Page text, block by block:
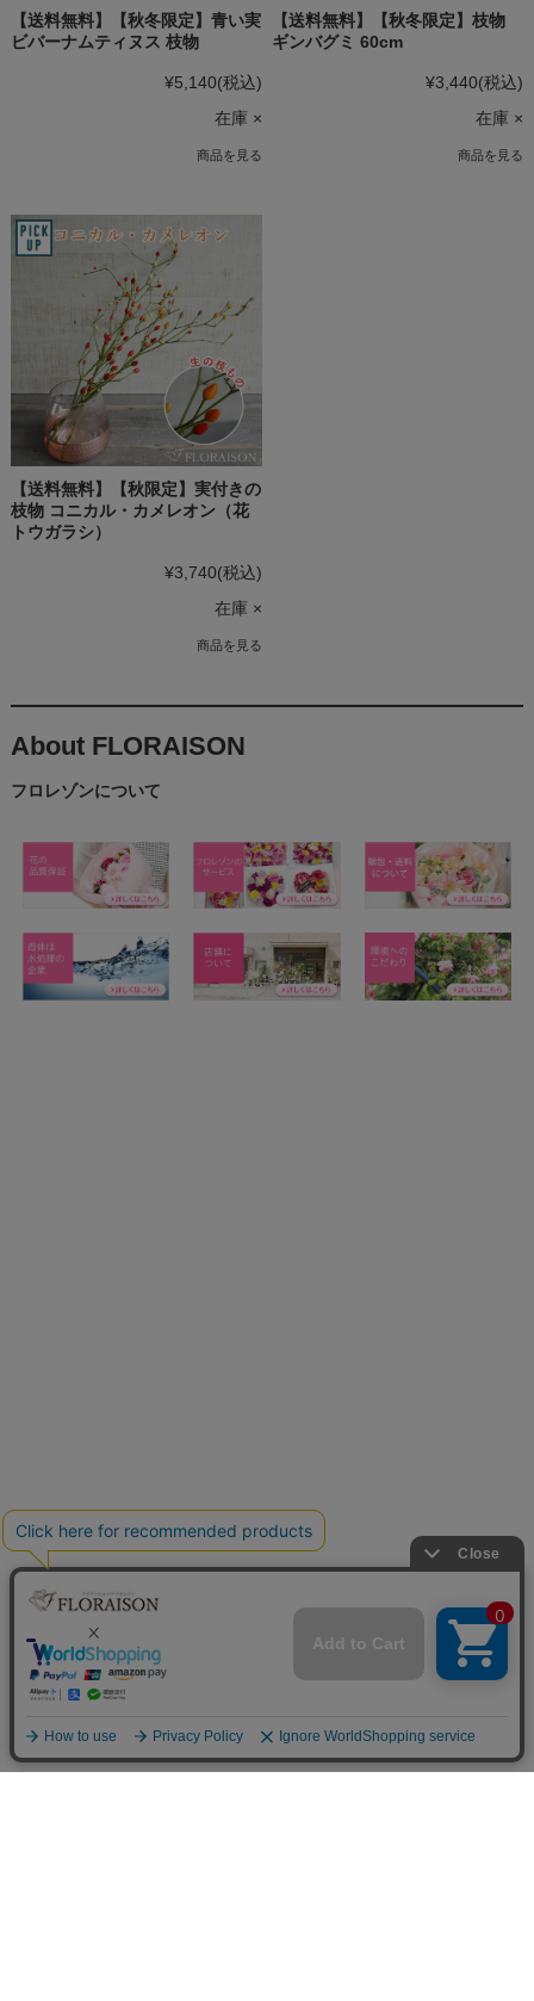
【送料無料】【秋冬限定】青い実
ビバーナムティヌス 枝物
¥5,140(税込)
在庫 ×
商品を見る
【送料無料】【秋冬限定】枝物
ギンバグミ 60cm
¥3,440(税込)
在庫 ×
商品を見る
【送料無料】【秋限定】実付きの
枝物 コニカル・カメレオン（花
トウガラシ）
¥3,740(税込)
在庫 ×
商品を見る
About FLORAISON
フロレゾンについて